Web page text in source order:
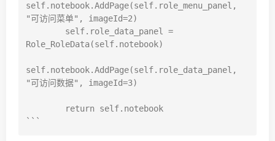
self.notebook.AddPage(self.role_menu_panel,
"可访问菜单", imageId=2)
Role_RoleData(self.notebook)
self.notebook.AddPage(self.role_data_panel,
"可访问数据", imageId=3)